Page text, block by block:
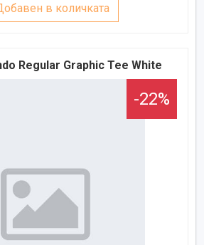
в количката
Regular Graphic Tee White
-22%